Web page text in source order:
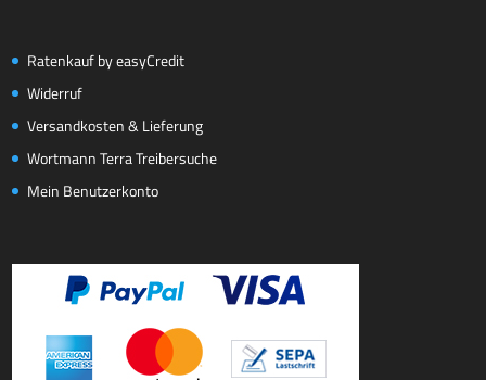
Ratenkauf by easyCredit
Widerruf
Versandkosten & Lieferung
Wortmann Terra Treibersuche
Mein Benutzerkonto